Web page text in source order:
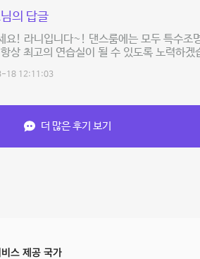
의 답글
요! 라니입니다~! 댄스룸에는 모두 특수조
상 최고의 연습실이 될 수 있도록 노력하
18 12:11:03
더 많은 후기 보기
스 제공 국가